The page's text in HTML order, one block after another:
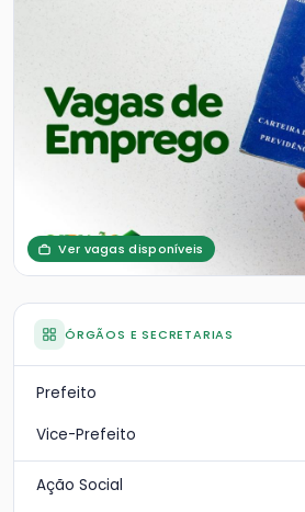
Ver vagas disponíveis
ÓRGÃOS E SECRETARIAS
Prefeito
Vice-Prefeito
Ação Social